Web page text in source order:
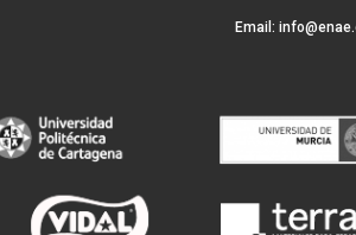
Email: